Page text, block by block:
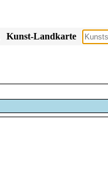
Kunst-Landkarte